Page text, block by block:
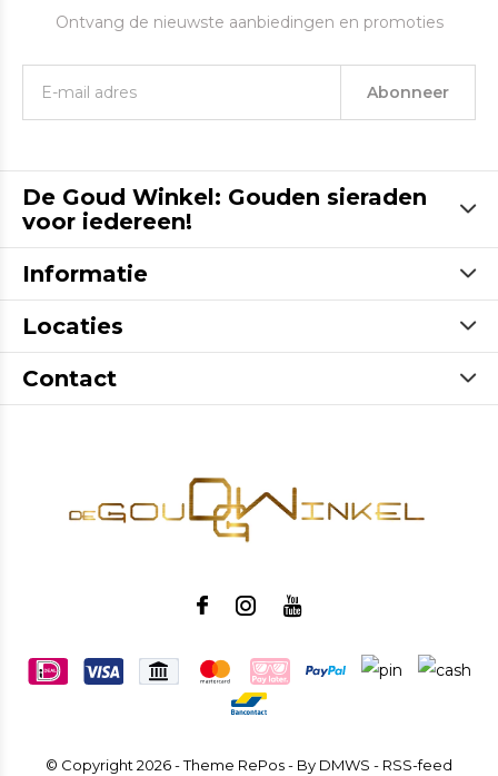
Ontvang de nieuwste aanbiedingen en promoties
Abonneer
De Goud Winkel: Gouden sieraden
voor iedereen!
Informatie
Locaties
Contact
© Copyright 2026- Theme RePos - By DMWS - RSS-feed